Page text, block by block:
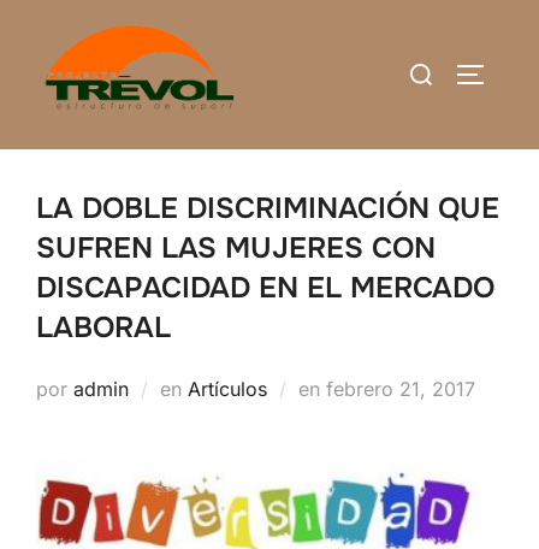
contenido
Buscar:
LA DOBLE DISCRIMINACIÓN QUE
SUFREN LAS MUJERES CON
DISCAPACIDAD EN EL MERCADO
LABORAL
por admin en Artículos en Publicado
febrero 21, 2017